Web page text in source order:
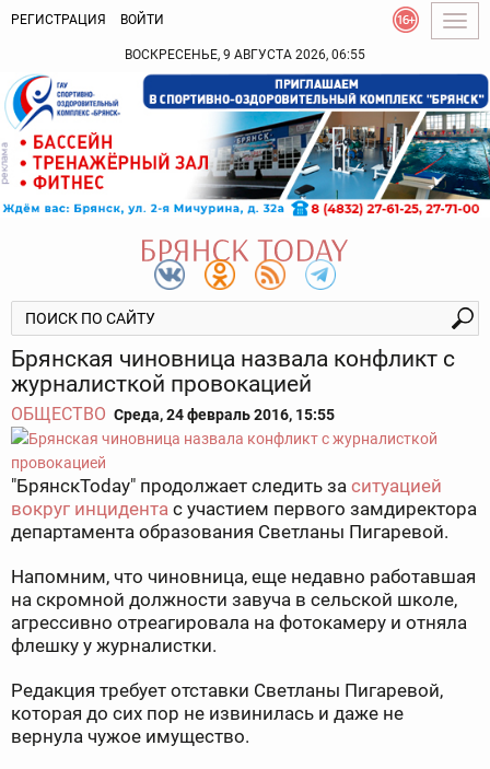
РЕГИСТРАЦИЯ ВОЙТИ
ВОСКРЕСЕНЬЕ, 9 АВГУСТА 2026, 06:55
Брянская чиновница назвала конфликт с
журналисткой провокацией
ОБЩЕСТВО Среда, 24 февраль 2016, 15:55
"БрянскToday" продолжает следить за ситуацией
вокруг инцидента с участием первого замдиректора
департамента образования Светланы Пигаревой.
Напомним, что чиновница, еще недавно работавшая
на скромной должности завуча в сельской школе,
агрессивно отреагировала на фотокамеру и отняла
флешку у журналистки.
Редакция требует отставки Светланы Пигаревой,
которая до сих пор не извинилась и даже не
вернула чужое имущество.